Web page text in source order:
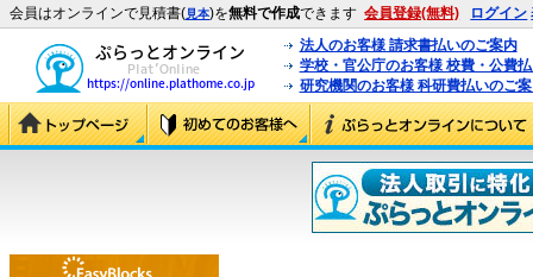
会員はオンラインで見積書(見本)を無料で作成できます 会員登録(無料) ログイン
法人のお客様 請求書払いのご案内
学校・官公庁のお客様 校費・公費
研究機関のお客様 科研費払いのご